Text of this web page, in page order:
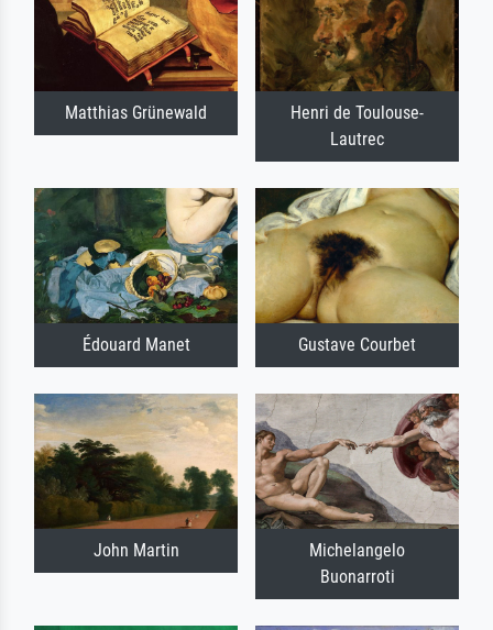
Matthias Grünewald
Henri de Toulouse-
Lautrec
Édouard Manet Gustave Courbet
John Martin
Michelangelo
Buonarroti